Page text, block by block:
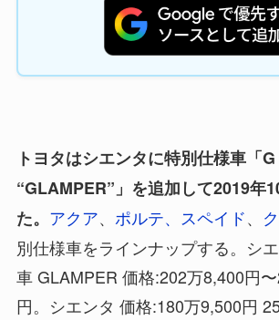
トヨタはシエンタに特別仕様車「G
“GLAMPER”」を追加して2019年
た。 アクア、 ポルテ、スペイド、
別仕様車をラインナップする。シ
車 GLAMPER 価格:202万8,400円
円。シエンタ 価格:180万9,500円